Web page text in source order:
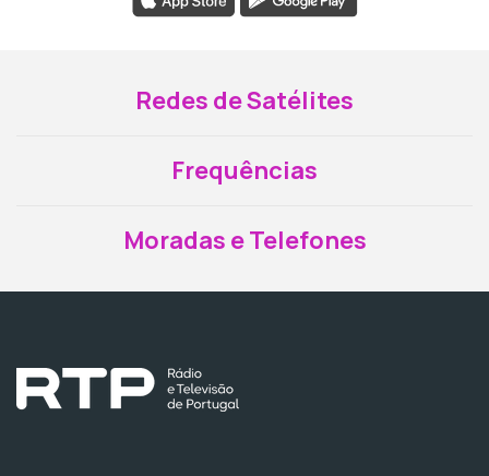
Redes de Satélites
Frequências
Moradas e Telefones